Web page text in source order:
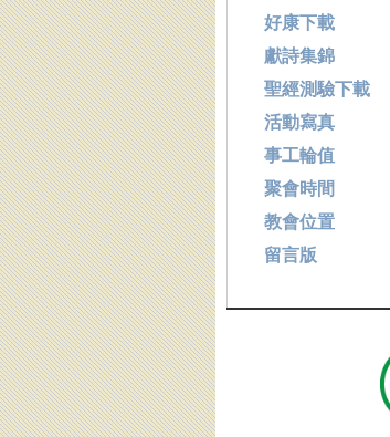
好康下載
獻詩集錦
聖經測驗下載
活動寫真
事工輪值
聚會時間
教會位置
留言版